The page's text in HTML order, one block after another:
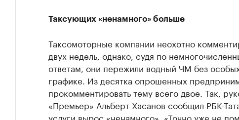
Таксующих «ненамного» больше
Таксомоторные компании неохотно
двух недель, однако, судя по
ответам, они пережили водный ЧМ без
графике. Из десятка опрошенных
прокомментировать тему всего двое. Так,
«Премьер» Альберт Хасанов сообщил РБК-
услуги вырос «ненамного». «Точно уже не